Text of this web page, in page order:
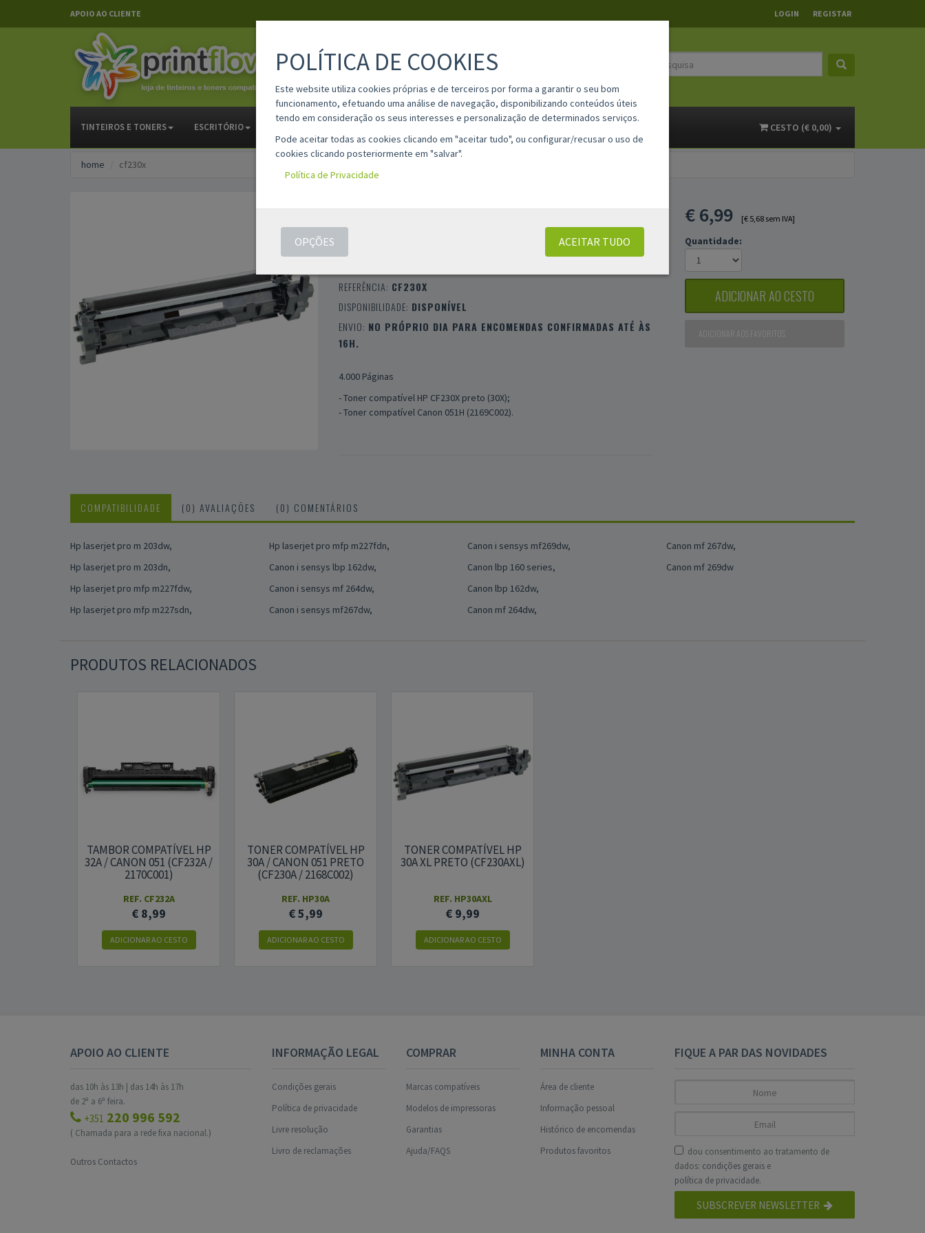
APOIO AO CLIENTE LOGIN REGISTAR
TINTEIROS E TONERS ESCRITÓRIO MATERIAL ESCOLAR INFORMAÇÕES CONTACTOS CESTO (€ 0,00)
home cf230x
0 COMENTÁRIOS
REFERÊNCIA: CF230X
DISPONIBILIDADE: DISPONÍVEL
ENVIO: NO PRÓPRIO DIA PARA ENCOMENDAS CONFIRMADAS ATÉ ÀS
16H.
4.000 Páginas
- Toner compatível HP CF230X preto (30X);
- Toner compatível Canon 051H (2169C002).
€6,99 [€ 5,68 sem IVA]
Quantidade:
ADICIONAR AO CESTO
ADICIONAR AOS FAVORITOS
COMPATIBILIDADE (0) AVALIAÇÕES (0) COMENTÁRIOS
Hp laserjet pro m 203dw,
Hp laserjet pro m 203dn,
Hp laserjet pro mfp m227fdw,
Hp laserjet pro mfp m227sdn,
Hp laserjet pro mfp m227fdn,
Canon i sensys lbp 162dw,
Canon i sensys mf 264dw,
Canon i sensys mf267dw,
Canon i sensys mf269dw,
Canon lbp 160 series,
Canon lbp 162dw,
Canon mf 264dw,
Canon mf 267dw,
Canon mf 269dw
PRODUTOS RELACIONADOS
TAMBOR COMPATÍVEL HP
32A / CANON 051 (CF232A /
2170C001)
REF. CF232A
€ 8,99
ADICIONAR AO CESTO
TONER COMPATÍVEL HP
30A / CANON 051 PRETO
(CF230A / 2168C002)
REF. HP30A
€ 5,99
ADICIONAR AO CESTO
TONER COMPATÍVEL HP
30A XL PRETO (CF230AXL)
REF. HP30AXL
€ 9,99
ADICIONAR AO CESTO
APOIO AO CLIENTE
das 10h às 13h | das 14h às 17h
de 2ª a 6ª feira.
+351 220 996 592
( Chamada para a rede fixa nacional.)
Outros Contactos
INFORMAÇÃO LEGAL
Condições gerais
Política de privacidade
Livre resolução
Livro de reclamações
COMPRAR
Marcas compatíveis
Modelos de impressoras
Garantias
Ajuda/FAQS
MINHA CONTA
Área de cliente
Informação pessoal
Histórico de encomendas
Produtos favoritos
FIQUE A PAR DAS NOVIDADES
dou consentimento ao tratamento de
dados: condições geraise
política de privacidade.
SUBSCREVER NEWSLETTER
POLÍTICA DE COOKIES
Este website utiliza cookies próprias e de terceiros por forma a garantir o seu bom
funcionamento, efetuando uma análise de navegação, disponibilizando conteúdos úteis
tendo em consideração os seus interesses e personalização de determinados serviços.
Pode aceitar todas as cookies clicando em "aceitar tudo", ou configurar/recusar o uso de
cookies clicando posteriormente em "salvar".
Política de Privacidade
ACEITAR TUDO
OPÇÕES